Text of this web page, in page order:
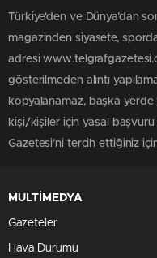
Türkiye'den ve Dünya’dan
magazinden siyasete,
adresi
gösterilmeden alıntı
kopyalanamaz, başka yerde
kişi/kişiler için yasal başvuru
Gazetesi’ni tercih ettiğiniz
MULTİMEDYA
Gazeteler
Hava Durumu